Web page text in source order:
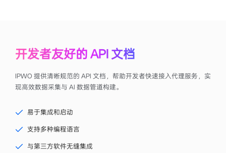
开发者友好的 API 文档
IPWO 提供清晰规范的 API 文档，帮助开发者快速接入代理服务，实
现高效数据采集与 AI 数据管道构建。
易于集成和启动
支持多种编程语言
与第三方软件无缝集成